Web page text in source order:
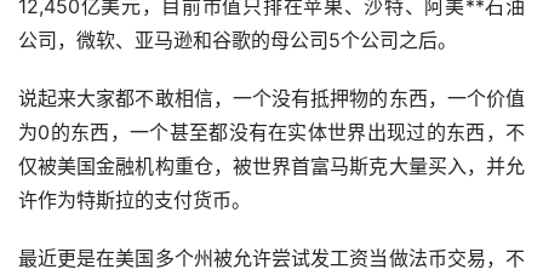
12,450亿美元，目前市值只排在苹果、沙特、阿美**石油
公司，微软、亚马逊和谷歌的母公司5个公司之后。
说起来大家都不敢相信，一个没有抵押物的东西，一个价值
为0的东西，一个甚至都没有在实体世界出现过的东西，不
仅被美国金融机构重仓，被世界首富马斯克大量买入，并允
许作为特斯拉的支付货币。
最近更是在美国多个州被允许尝试发工资当做法币交易，不